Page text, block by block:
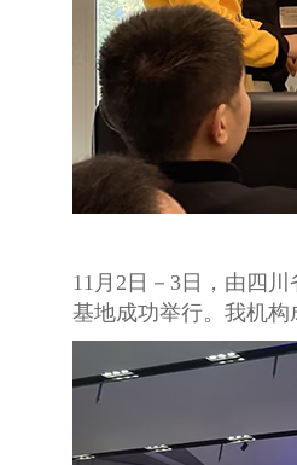
11月2日－3日，由四
基地成功举行。我机